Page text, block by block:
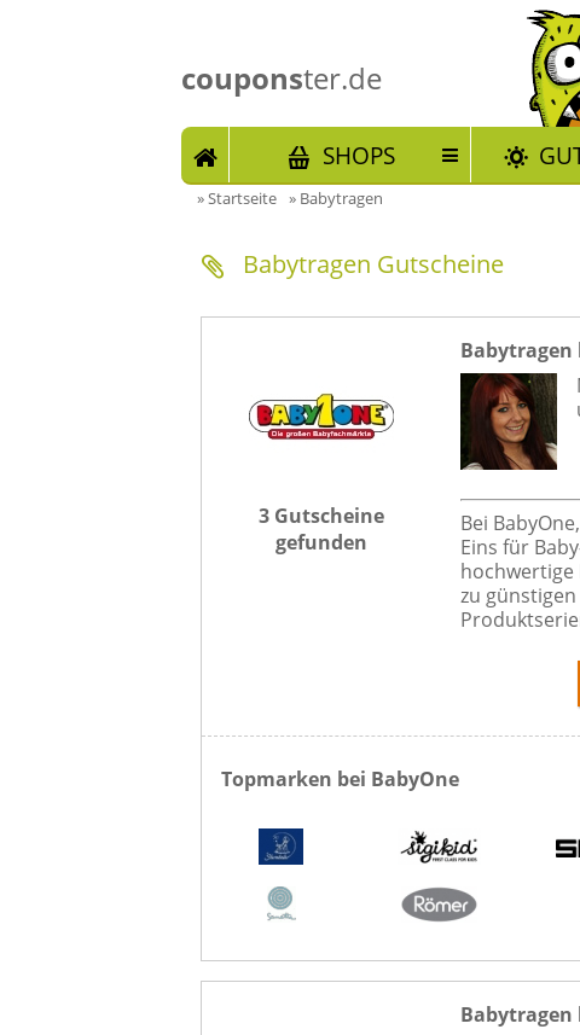
couponster.de
START SHOPS
»Startseite » Babytragen
Babytragen Gutscheine
3 Gutscheine
gefunden
Babytragen
Bei
Eins für
zu
Topmarken bei BabyOne
Babytragen